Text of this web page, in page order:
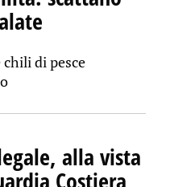
di pesce
alla vista
Costiera